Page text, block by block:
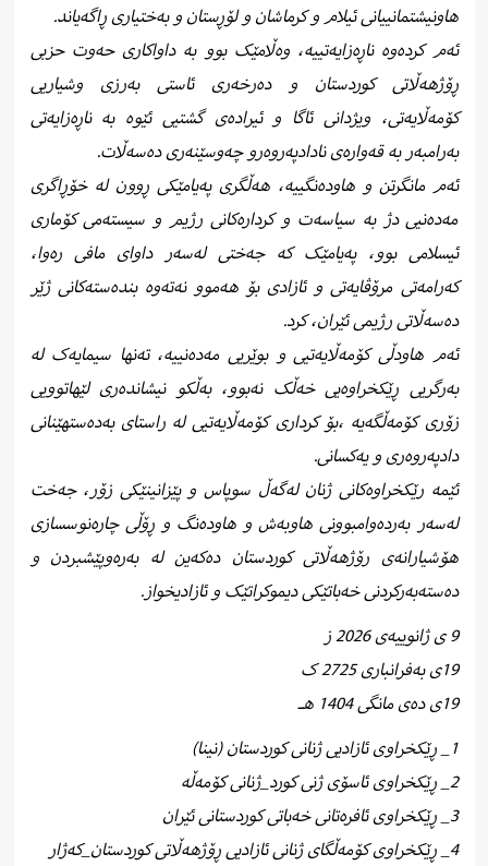
هاونیشتمانییانی ئیلام و کرماشان و لۆڕستان و بەختیاری ڕاگەیاند.
ئەم کردەوە ناڕەزایەتییە، وەڵامێک بوو بە داواکاری حەوت حزبی
ڕۆژهەڵاتی کوردستان و دەرخەری ئاستی بەرزی وشیاریی
کۆمەڵایەتی، ویژدانی ئاگا و ئیرادەی گشتیی ئێوە بە ناڕەزایەتی
بەرامبەر بە قەوارەی نادادپەروەرو چەوسێنەری دەسەڵات.
ئەم مانگرتن و هاودەنگییە، هەڵگری پەیامێکی ڕوون لە خۆڕاگری
مەدەنیی دژ بە سیاسەت و کردارەکانی رژیم و سیستەمی کۆماری
ئیسلامی بوو، پەیامێک کە جەختی لەسەر داوای مافی رەوا،
کەرامەتی مرۆڤایەتی و ئازادی بۆ هەموو نەتەوە بندەستەکانی ژێر
دەسەڵاتی رژیمی ئێران، کرد.
ئەم هاودڵی کۆمەڵایەتیی و بوێریی مەدەنییە، تەنها سیمایەک لە
بەرگریی ڕێکخراوەیی خەڵک نەبوو، بەڵکو نیشاندەری لێهاتوویی
زۆری کۆمەڵگەیە ،بۆ کرداری کۆمەڵایەتیی لە راستای بەدەستهێنانی
دادپەروەری و یەکسانی.
ئێمە رێکخراوەکانی ژنان لەگەڵ سوپاس و پێزانینێکی زۆر، جەخت
لەسەر بەردەوامبوونی هاوبەش و هاودەنگ و ڕۆڵی چارەنوسسازی
هۆشیارانەی رۆژهەڵاتی کوردستان دەکەین لە بەرەوپێشبردن و
دەستەبەرکردنی خەباتێکی دیموکراتێک و ئازادیخواز.
9 ی ژانوییەی 2026 ز
19ی بەفرانباری 2725 ک
19ی دەی مانگی 1404 هـ
1_ ڕێکخراوی ئازادیی ژنانی کوردستان (نینا)
2_ ڕێکخراوی ئاسۆی ژنی کورد_ژنانی کۆمەڵە
3_ ڕێکخراوی ئافرەتانی خەباتی کوردستانی ئێران
4_ ڕێکخراوی کۆمەڵگای ژنانی ئازادیی ڕۆژهەڵاتی کوردستان_کەژار